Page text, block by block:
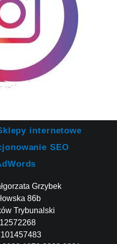
internetowe
SEO
Grzybek
86b
Trybunalski